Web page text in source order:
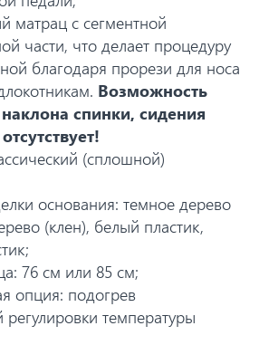
матрац с сегментной
части, что делает процедуру
благодаря прорези для носа
Возможность
спинки, сидения
(сплошной)
основания: темное дерево
(клен), белый пластик,
76 см или 85 см;
опция: подогрев
температуры